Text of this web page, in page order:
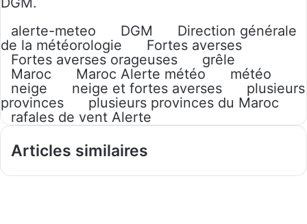
alerte-meteo
DGM
Direction générale
de la météorologie
Fortes averses
Fortes averses orageuses
grêle
Maroc
Maroc Alerte météo
météo
neige
neige et fortes averses
plusieurs
provinces
plusieurs provinces du Maroc
rafales de vent Alerte
Articles similaires